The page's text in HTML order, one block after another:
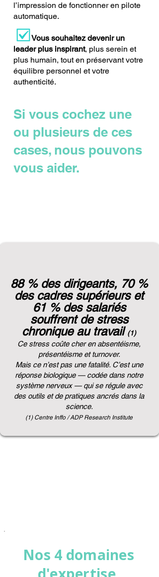
l’impression de fonctionner en pilote
automatique.
Vous souhaitez devenir un
leader plus inspirant, plus serein et
plus humain, tout en préservant votre
équilibre personnel et votre
authenticité.
Si vous cochez une
ou plusieurs de ces
cases, nous pouvons
vous aider.
88 % des dirigeants, 70 %
des cadres supérieurs et
61 % des salariés
souffrent de stress
chronique au travail (1)
Ce stress coûte cher en absentéisme,
présentéisme et turnover.
Mais ce n’est pas une fatalité. C’est une
réponse biologique — codée dans notre
système nerveux — qui se régule avec
des outils et de pratiques ancrés dans la
science.
(1) Centre Inffo / ADP Research Institute
Nos 4 domaines